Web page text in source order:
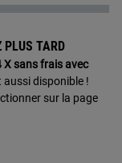
PLUS TARD​
X sans frais avec
aussi disponible !
sur la page